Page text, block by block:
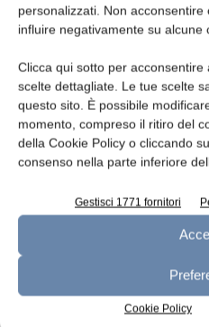
personalizzati. Non
influire negativamente su alcune
Clicca qui sotto per
scelte dettagliate. Le tue scelte
questo sito. È possibile
momento, compreso il ritiro del
della Cookie Policy o cliccando
consenso nella parte inferiore
Gestisci 1771 fornitori
Cookie Policy
Edicola Web